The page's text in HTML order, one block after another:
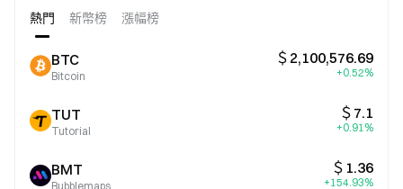
熱門 新幣榜 漲幅榜
BTC
Bitcoin
＄2,100,576.69
+0.52%
TUT
Tutorial
＄7.1
+0.91%
BMT
Bubblemaps
＄1.36
+154.93%